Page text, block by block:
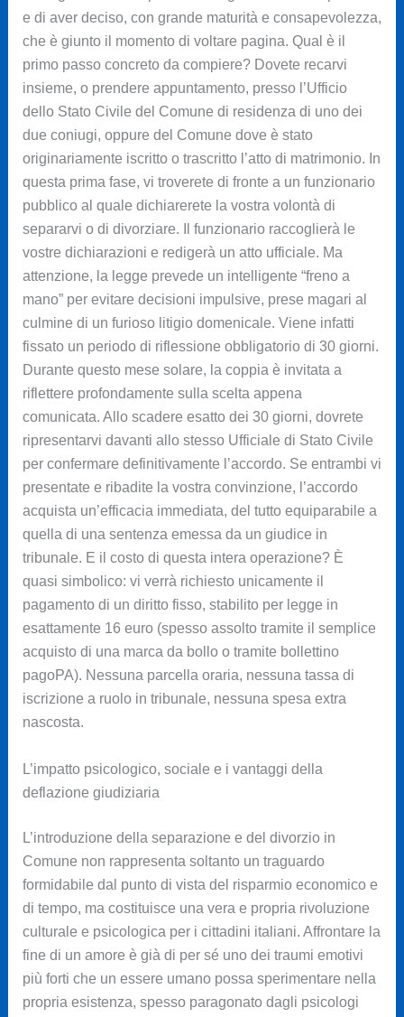
e di aver deciso, con grande maturità e consapevolezza,
che è giunto il momento di voltare pagina. Qual è il
primo passo concreto da compiere? Dovete recarvi
insieme, o prendere appuntamento, presso l’Ufficio
dello Stato Civile del Comune di residenza di uno dei
due coniugi, oppure del Comune dove è stato
originariamente iscritto o trascritto l’atto di matrimonio. In
questa prima fase, vi troverete di fronte a un funzionario
pubblico al quale dichiarerete la vostra volontà di
separarvi o di divorziare. Il funzionario raccoglierà le
vostre dichiarazioni e redigerà un atto ufficiale. Ma
attenzione, la legge prevede un intelligente “freno a
mano” per evitare decisioni impulsive, prese magari al
culmine di un furioso litigio domenicale. Viene infatti
fissato un periodo di riflessione obbligatorio di 30 giorni.
Durante questo mese solare, la coppia è invitata a
riflettere profondamente sulla scelta appena
comunicata. Allo scadere esatto dei 30 giorni, dovrete
ripresentarvi davanti allo stesso Ufficiale di Stato Civile
per confermare definitivamente l’accordo. Se entrambi vi
presentate e ribadite la vostra convinzione, l’accordo
acquista un’efficacia immediata, del tutto equiparabile a
quella di una sentenza emessa da un giudice in
tribunale. E il costo di questa intera operazione? È
quasi simbolico: vi verrà richiesto unicamente il
pagamento di un diritto fisso, stabilito per legge in
esattamente 16 euro (spesso assolto tramite il semplice
acquisto di una marca da bollo o tramite bollettino
pagoPA). Nessuna parcella oraria, nessuna tassa di
iscrizione a ruolo in tribunale, nessuna spesa extra
nascosta.
L’impatto psicologico, sociale e i vantaggi della
deflazione giudiziaria
L’introduzione della separazione e del divorzio in
Comune non rappresenta soltanto un traguardo
formidabile dal punto di vista del risparmio economico e
di tempo, ma costituisce una vera e propria rivoluzione
culturale e psicologica per i cittadini italiani. Affrontare la
fine di un amore è già di per sé uno dei traumi emotivi
più forti che un essere umano possa sperimentare nella
propria esistenza, spesso paragonato dagli psicologi